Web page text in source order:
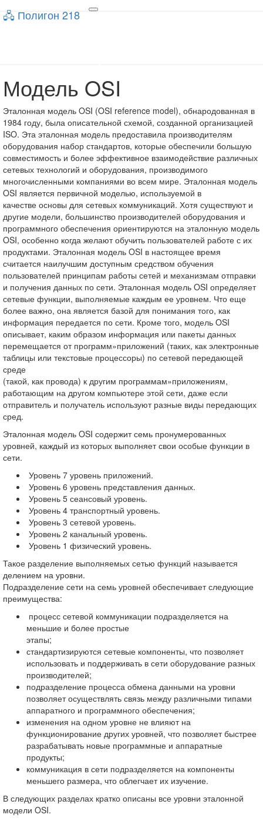
Toggle
🖧 Полигон 218
🖧 Полигон 218
Модель
OSI
Модель OSI
Эталонная модель OSI (OSI reference model), обнародованная в
1984 году, была описательной схемой, созданной организацией
ISO. Эта эталонная модель предоставила производителям
оборудования набор стандартов, которые обеспечили большую
совместимость и более эффективное взаимодействие различных
сетевых технологий и оборудования, производимого
многочисленными компаниями во всем мире. Эталонная модель
OSI является первичной моделью, используемой в
качестве основы для сетевых коммуникаций. Хотя существуют и
другие модели, большинство производителей оборудования и
программного обеспечения ориентируются на эталонную модель
OSI, особенно когда желают обучить пользователей работе с их
продуктами. Эталонная модель OSI в настоящее время
считается наилучшим доступным средством обучения
пользователей принципам работы сетей и механизмам отправки
и получения данных по сети. Эталонная модель OSI определяет
сетевые функции, выполняемые каждым ее уровнем. Что еще
более важно, она является базой для понимания того, как
информация передается по сети. Кроме того, модель OSI
описывает, каким образом информация или пакеты данных
перемещается от программ»приложений (таких, как электронные
таблицы или текстовые процессоры) по сетевой передающей
среде
(такой, как провода) к другим программам»приложениям,
работающим на другом компьютере этой сети, даже если
отправитель и получатель используют разные виды передающих
сред.
Эталонная модель OSI содержит семь пронумерованных
уровней, каждый из которых выполняет свои особые функции в
сети.
 Уровень 7 уровень приложений.
 Уровень 6 уровень представления данных.
 Уровень 5 сеансовый уровень.
 Уровень 4 транспортный уровень.
 Уровень 3 сетевой уровень.
 Уровень 2 канальный уровень.
Уровень 1 физический уровень.
Такое разделение выполняемых сетью функций называется
делением на уровни.
Подразделение сети на семь уровней обеспечивает следующие
преимущества:
 процесс сетевой коммуникации подразделяется на
меньшие и более простые
этапы;
стандартизируются сетевые компоненты, что позволяет
использовать и поддерживать в сети оборудование разных
производителей;
подразделение процесса обмена данными на уровни
позволяет осуществлять связь между различными типами
аппаратного и программного обеспечения;
изменения на одном уровне не влияют на
функционирование других уровней, что позволяет быстрее
разрабатывать новые программные и аппаратные
продукты;
коммуникация в сети подразделяется на компоненты
меньшего размера, что облегчает их изучение.
В следующих разделах кратко описаны все уровни эталонной
модели OSI.